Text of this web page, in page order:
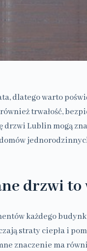
dlatego warto
trwałość,
drzwi Lublin mogą
drzwi
każdego
straty ciepła i
znaczenie ma